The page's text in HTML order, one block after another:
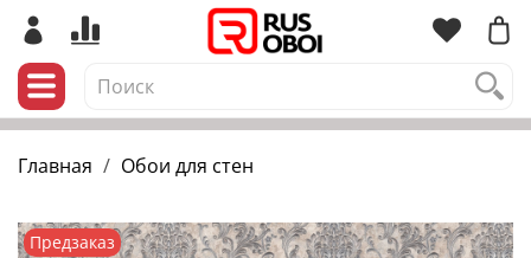
Главная Обои для стен
Предзаказ